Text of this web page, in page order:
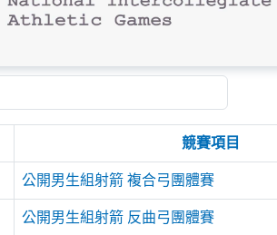
競賽項目
公開男生組射箭 複合弓團體賽
公開男生組射箭 反曲弓團體賽